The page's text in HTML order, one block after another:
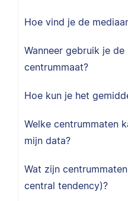
Hoe vind je de
Wanneer gebruik je de
centrummaat?
Hoe kun je het
Welke centrummaten
mijn data?
Wat zijn
central tendency)?